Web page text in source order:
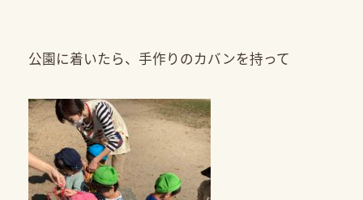
公園に着いたら、手作りのカバンを持って